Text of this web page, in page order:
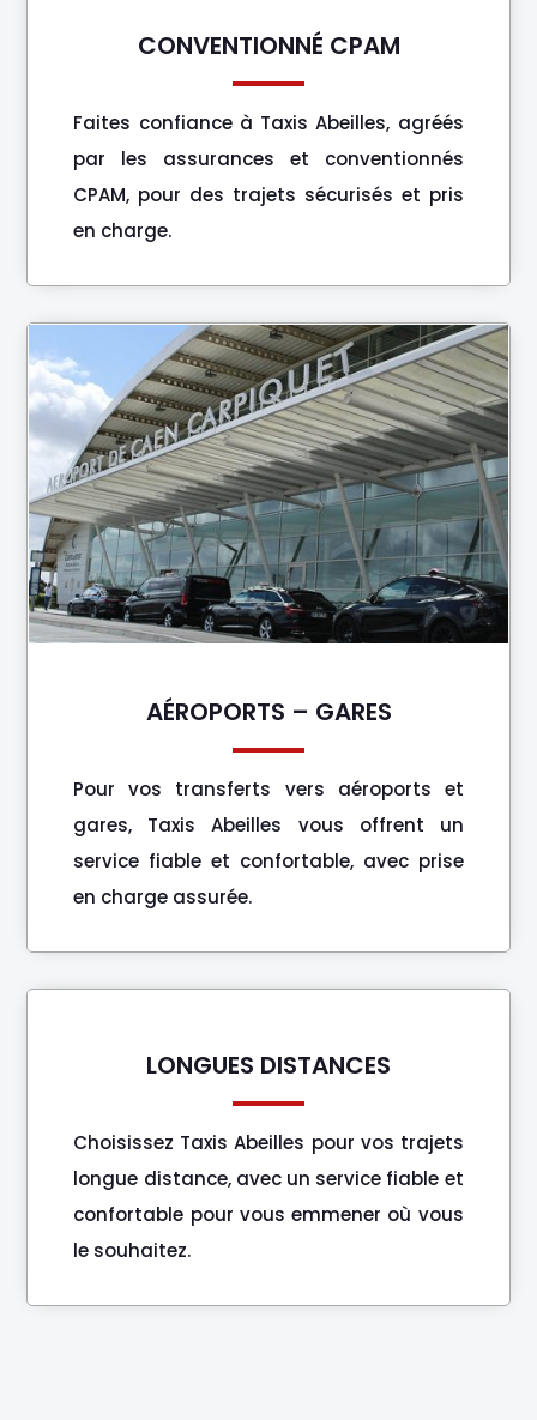
CONVENTIONNÉ CPAM
Faites confiance à Taxis Abeilles, agréés
par les assurances et conventionnés
CPAM, pour des trajets sécurisés et pris
en charge.
AÉROPORTS – GARES
Pour vos transferts vers aéroports et
gares, Taxis Abeilles vous offrent un
service fiable et confortable, avec prise
en charge assurée.
LONGUES DISTANCES
Choisissez Taxis Abeilles pour vos trajets
longue distance, avec un service fiable et
confortable pour vous emmener où vous
le souhaitez.